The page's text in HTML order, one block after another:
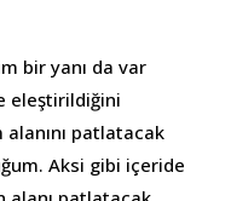
bir yanı da var
eleştirildiğini
alanını patlatacak
Aksi gibi içeride